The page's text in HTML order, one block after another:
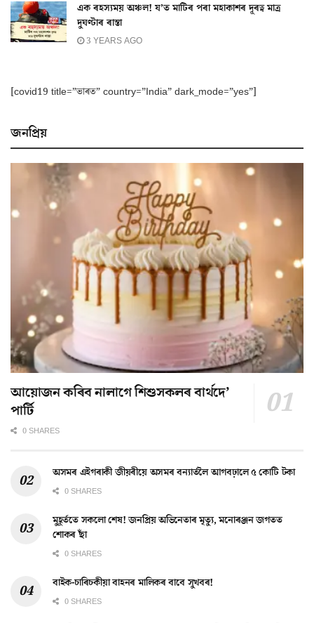
এক ৰহস্যময় অঞ্চল! য’ত মাটিৰ পৰা মহাকাশৰ দূৰত্ব মাত্ৰ
দুঘণ্টাৰ ৰাস্তা
3 YEARS AGO
[covid19 title=”ভাৰত” country=”India” dark_mode=”yes”]
জনপ্ৰিয়
আয়োজন কৰিব নালাগে শিশুসকলৰ বাৰ্থদে’
পাৰ্টি
0 SHARES
অসমৰ এইগৰাকী জীয়ৰীয়ে অসমৰ বন্যাৰ্তলৈ আগবঢ়ালে ৫ কোটি টকা
0 SHARES
মুহূৰ্ততে সকলো শেষ! জনপ্ৰিয় অভিনেতাৰ মৃত্যু, মনোৰঞ্জন জগতত
শোকৰ ছাঁ
0 SHARES
বাইক-চাৰিচকীয়া বাহনৰ মালিকৰ বাবে সুখবৰ!
0 SHARES